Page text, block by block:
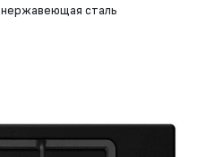
нержавеющая сталь